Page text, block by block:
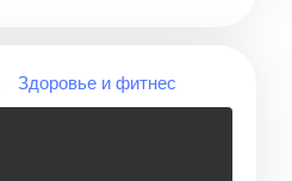
Здоровье и фитнес